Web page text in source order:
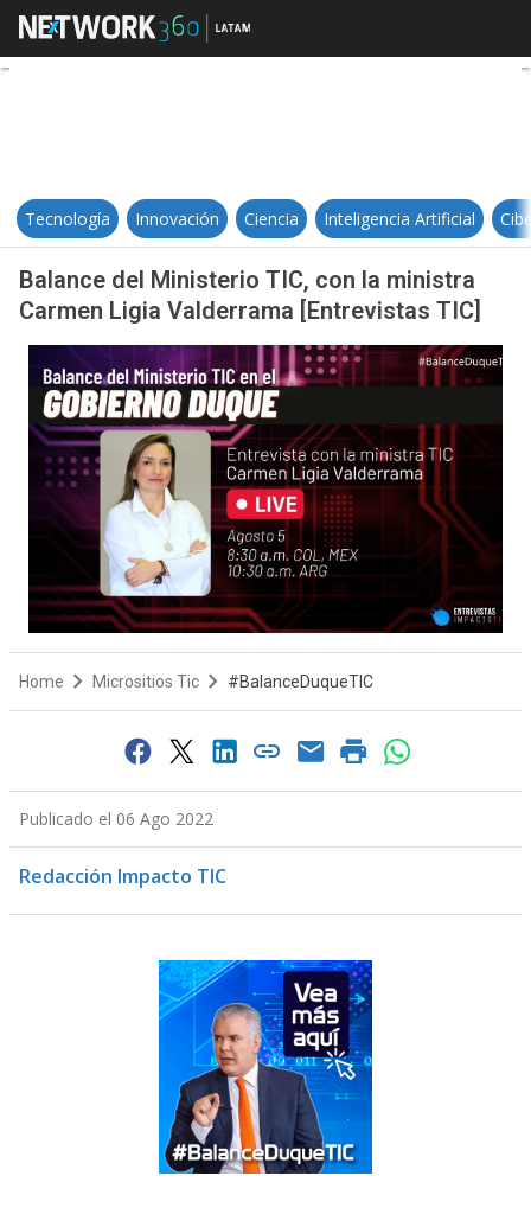
Balance del Ministerio TIC, con
Tecnología Innovación Ciencia Inteligencia Artificial
Balance del Ministerio TIC, con la ministra
Carmen Ligia Valderrama [Entrevistas TIC]
Home Micrositios Tic #BalanceDuqueTIC
Publicado el 06 Ago 2022
Redacción Impacto TIC